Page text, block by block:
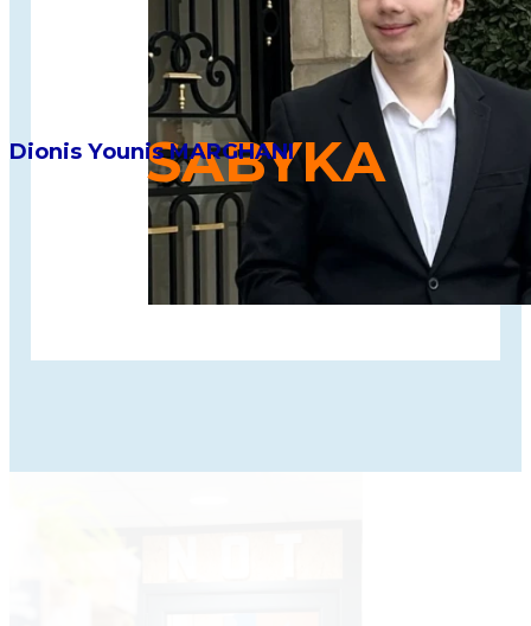
SABYKA
Application de cashback solidaire qui transforme
chaque achat en soutien concret aux associations,
tout en créant de la valeur pour les entreprises et
Dionis Younis MARGHANI